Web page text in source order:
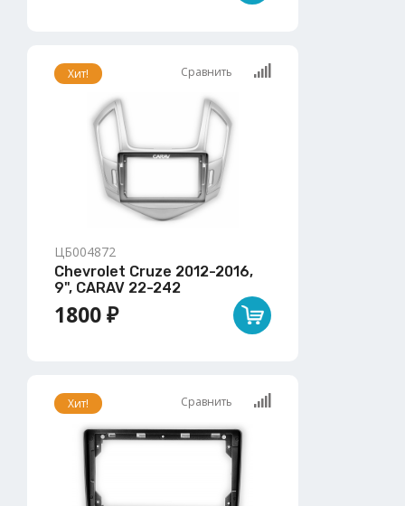
Хит! Сравнить
ЦБ004872
Chevrolet Cruze 2012-2016,
9", CARAV 22-242
1800 ₽
Хит! Сравнить